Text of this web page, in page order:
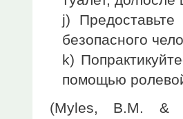
j)
безопасного
k)
помощью
(Myles, B.M. &